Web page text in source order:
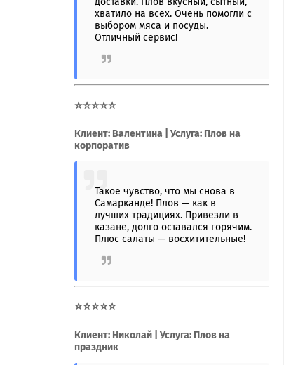
хватило на всех. Очень помогли с
выбором мяса и посуды.
Отличный сервис!
⭐⭐⭐⭐⭐
Клиент: Валентина | Услуга: Плов на
корпоратив
Такое чувство, что мы снова в
Самарканде! Плов — как в
лучших традициях. Привезли в
казане, долго оставался горячим.
Плюс салаты — восхитительные!
⭐⭐⭐⭐⭐
Клиент: Николай | Услуга: Плов на
праздник